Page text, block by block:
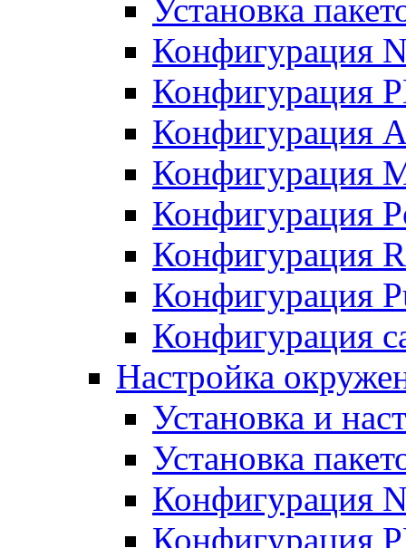
Установка
Конфигурация
Конфигурация
Конфигурация
Конфигурация
Конфигурация
Конфигурация
Конфигурация
Конфигурация
Настройка
Установка и
Установка
Конфигурация
Конфигурация